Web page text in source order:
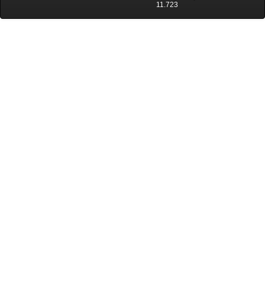
11.723